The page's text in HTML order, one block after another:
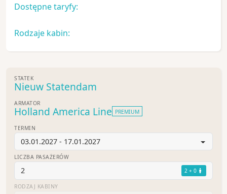
Dostępne taryfy:
Rodzaje kabin:
STATEK
Nieuw Statendam
ARMATOR
Holland America Line PREMIUM
TERMIN
03.01.2027 - 17.01.2027
LICZBA PASAŻERÓW
2 2 + 0
RODZAJ KABINY